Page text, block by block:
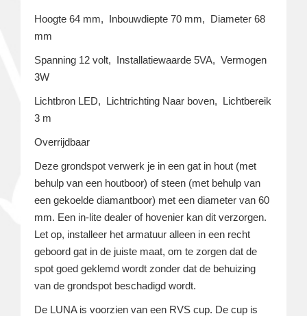
Hoogte 64 mm, Inbouwdiepte 70 mm, Diameter 68
mm
Spanning 12 volt, Installatiewaarde 5VA, Vermogen
3W
Lichtbron LED, Lichtrichting Naar boven, Lichtbereik
3 m
Overrijdbaar
Deze grondspot verwerk je in een gat in hout (met
behulp van een houtboor) of steen (met behulp van
een gekoelde diamantboor) met een diameter van 60
mm. Een in-lite dealer of hovenier kan dit verzorgen.
Let op, installeer het armatuur alleen in een recht
geboord gat in de juiste maat, om te zorgen dat de
spot goed geklemd wordt zonder dat de behuizing
van de grondspot beschadigd wordt.
De LUNA is voorzien van een RVS cup. De cup is